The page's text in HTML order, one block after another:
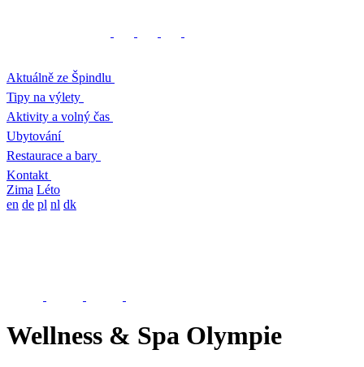
Aktuálně ze Špindlu
Tipy na výlety
Aktivity a volný čas
Ubytování
Restaurace a bary
Kontakt
Zima Léto
en de pl nl dk
Wellness & Spa Olympie